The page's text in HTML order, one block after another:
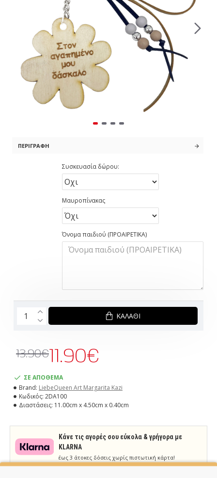
ΠΕΡΙΓΡΑΦΉ
ΣΕ ΑΠΟΘΕΜΑ
Brand: LiebeQueen Art Margarita Kazi
Κωδικός: 2DA100
Διαστάσεις: 11.00cm x 4.50cm x 0.40cm
11.90€
13.90€
Συσκευασία δώρου:
Μαυροπίνακας
Όνομα παιδιού (ΠΡΟΑΙΡΕΤΙΚΑ)
ΚΑΛΆΘΙ
Κάνε τις αγορές σου εύκολα & γρήγορα με
KLARNA
έως 3 άτοκες δόσεις χωρίς πιστωτική κάρτα!
Aποστολή & παραλαβή εντός 48 ωρών με Box